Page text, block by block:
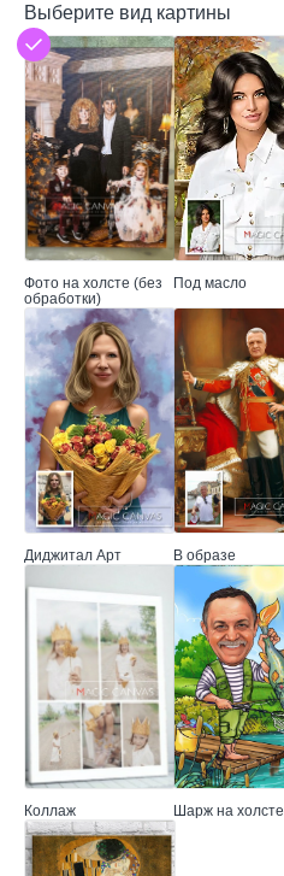
Выберите вид картины
Фото на холсте (без
обработки)
Под масло
Диджитал Арт В образе
Коллаж Шарж на холсте